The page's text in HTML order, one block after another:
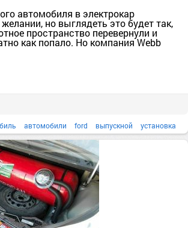
автомобиля в электрокар
но выглядеть это будет так,
пространство перевернули и
как попало. Но компания Webb
автомобили ford выпускной установка